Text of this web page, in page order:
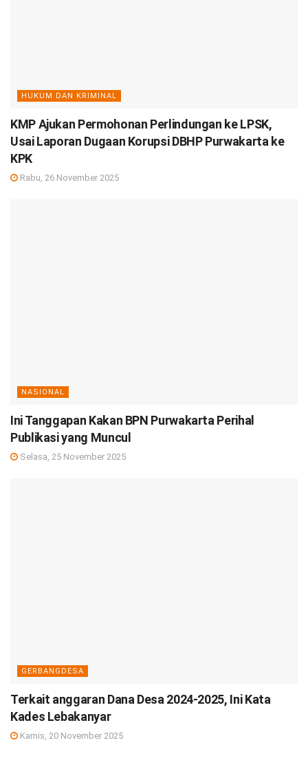
HUKUM DAN KRIMINAL
KMP Ajukan Permohonan Perlindungan ke LPSK,
Usai Laporan Dugaan Korupsi DBHP Purwakarta ke
KPK
Rabu, 26 November 2025
NASIONAL
Ini Tanggapan Kakan BPN Purwakarta Perihal
Publikasi yang Muncul
Selasa, 25 November 2025
GERBANGDESA
Terkait anggaran Dana Desa 2024-2025, Ini Kata
Kades Lebakanyar
Kamis, 20 November 2025